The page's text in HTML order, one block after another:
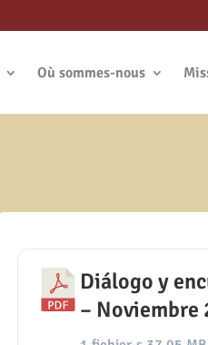
Où sommes-nous
Diálogo y
– Noviembre